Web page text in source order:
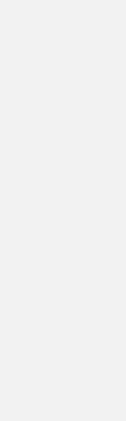
einverstanden, über
eine Abmeldung ist
mit Daten finden Sie
Agri-PV